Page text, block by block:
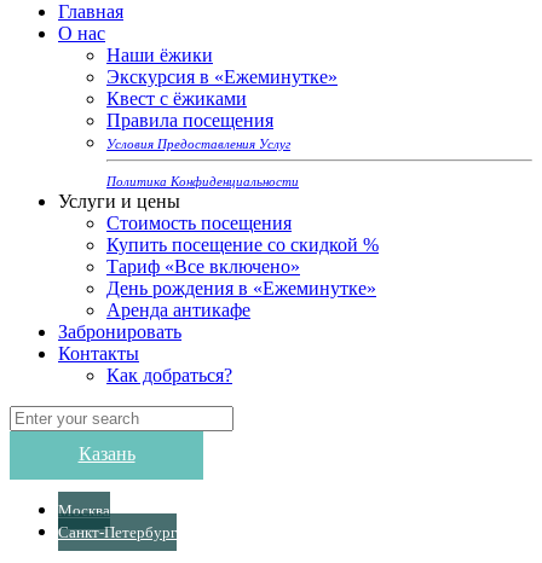
Главная
О нас
Наши ёжики
Экскурсия в «Ежеминутке»
Квест с ёжиками
Правила посещения
Условия Предоставления Услуг
Политика Конфиденциальности
Услуги и цены
Стоимость посещения
Купить посещение со скидкой %
Тариф «Все включено»
День рождения в «Ежеминутке»
Аренда антикафе
Забронировать
Контакты
Как добраться?
Казань
Москва
Санкт-Петербург